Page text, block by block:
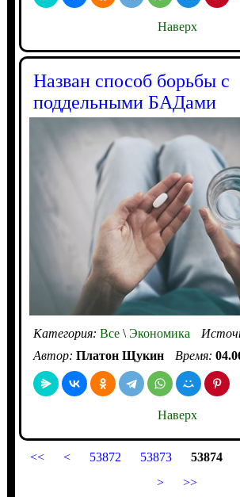
Наверх
Назван способ борьбы с
поддельными БАДами
Категория: Все\Экономика
Автор: Платон Щукин Время:
Наверх
<< < 53872 53873 53874
>
>>